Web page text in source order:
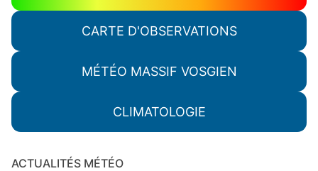
CARTE D'OBSERVATIONS
MÉTÉO MASSIF VOSGIEN
CLIMATOLOGIE
ACTUALITÉS MÉTÉO